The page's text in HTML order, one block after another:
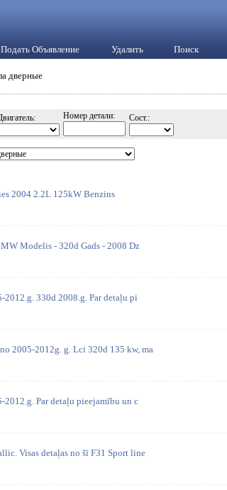
Подать Объявление Удалить Поиск
дверные
Номер детали: Сост.:
2004 2.2L 125kW Benzins
Modelis - 320d Gads - 2008 Dz
2012.g. 330d 2008.g. Par detaļu pi
2005-2012g. g. Lci 320d 135 kw, ma
2012.g. Par detaļu pieejamību un c
Visas detaļas no šī F31 Sport line